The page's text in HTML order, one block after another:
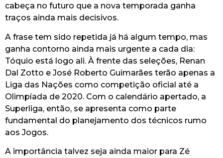
cabeça no futuro que a nova temporada ganha
traços ainda mais decisivos.
A frase tem sido repetida já há algum tempo, mas
ganha contorno ainda mais urgente a cada dia:
Tóquio está logo ali. À frente das seleções, Renan
Dal Zotto e José Roberto Guimarães terão apenas a
Liga das Nações como competição oficial até a
Olimpíada de 2020. Com o calendário apertado, a
Superliga, então, se apresenta como parte
fundamental do planejamento dos técnicos rumo
aos Jogos.
A importância talvez seja ainda maior para Zé